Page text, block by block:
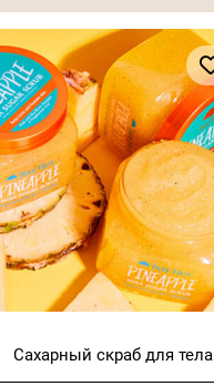
Сахарный скраб для тела